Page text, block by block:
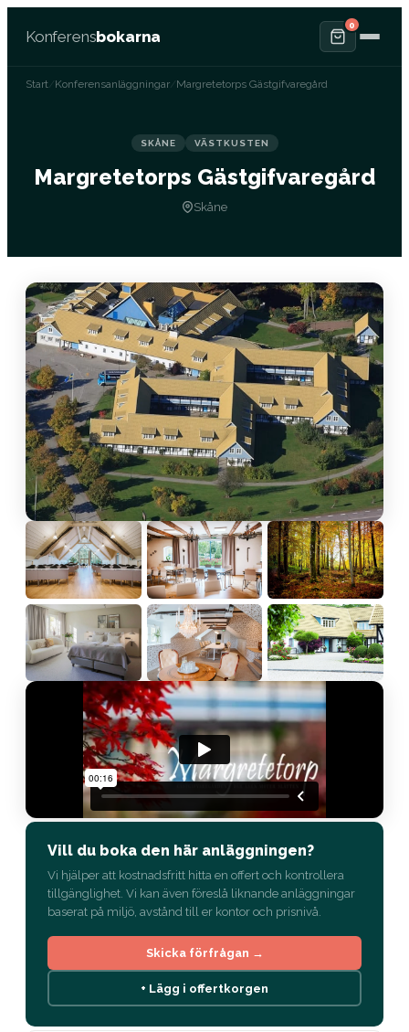
Konferensbokarna
0
Start Konferensanläggningar Margretetorps Gästgifvaregård
SKÅNE VÄSTKUSTEN
Margretetorps Gästgifvaregård
Skåne
Vill du boka den här anläggningen?
Vi hjälper att kostnadsfritt hitta en offert och kontrollera
tillgänglighet. Vi kan även föreslå liknande anläggningar
baserat på miljö, avstånd till er kontor och prisnivå.
Skicka förfrågan →
+ Lägg i offertkorgen